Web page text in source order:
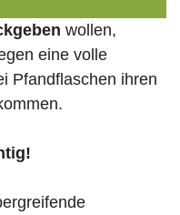
wollen,
eine volle
Pfandflaschen ihren